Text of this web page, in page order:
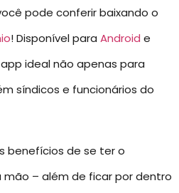
pode conferir baixando o
! Disponível para Android e
ideal não apenas para
síndicos e funcionários do
benefícios de se ter o
– além de ficar por dentro